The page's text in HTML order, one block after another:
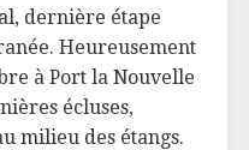
dernière étape
Heureusement
à Port la Nouvelle
écluses,
milieu des étangs.